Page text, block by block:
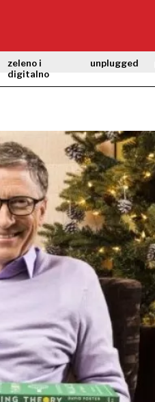
zeleno i
digitalno
unplugged